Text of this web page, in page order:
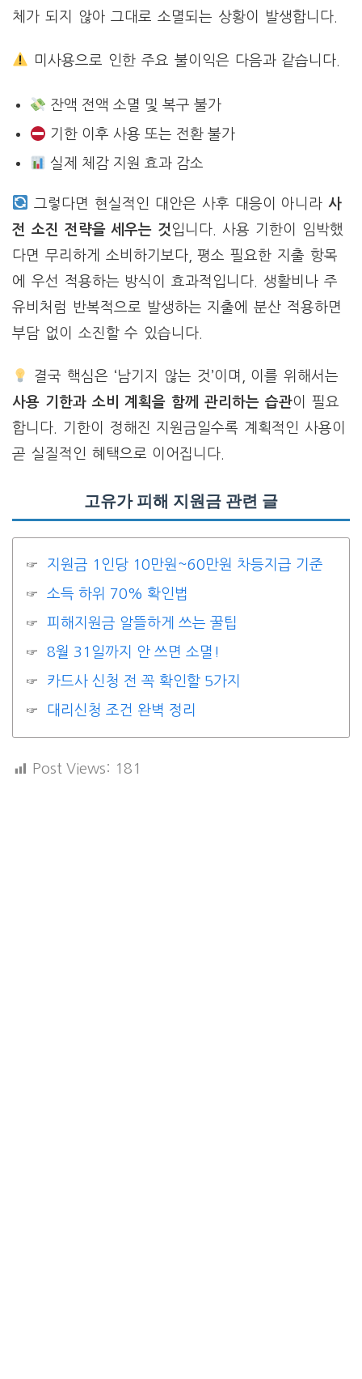
체가 되지 않아 그대로 소멸되는 상황이 발생합니다.
미사용으로 인한 주요 불이익은 다음과 같습니다.
잔액 전액 소멸 및 복구 불가
기한 이후 사용 또는 전환 불가
실제 체감 지원 효과 감소
그렇다면 현실적인 대안은 사후 대응이 아니라 사
전 소진 전략을 세우는 것입니다. 사용 기한이 임박했
다면 무리하게 소비하기보다, 평소 필요한 지출 항목
에 우선 적용하는 방식이 효과적입니다. 생활비나 주
유비처럼 반복적으로 발생하는 지출에 분산 적용하면
부담 없이 소진할 수 있습니다.
결국 핵심은 ‘남기지 않는 것’이며, 이를 위해서는
사용 기한과 소비 계획을 함께 관리하는 습관이 필요
합니다. 기한이 정해진 지원금일수록 계획적인 사용이
곧 실질적인 혜택으로 이어집니다.
고유가 피해 지원금 관련 글
지원금 1인당 10만원~60만원 차등지급 기준
소득 하위 70% 확인법
피해지원금 알뜰하게 쓰는 꿀팁
8월 31일까지 안 쓰면 소멸!
카드사 신청 전 꼭 확인할 5가지
대리신청 조건 완벽 정리
Post Views: 181